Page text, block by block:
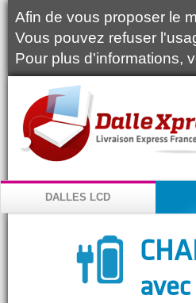
Afin de vous proposer le
Vous pouvez refuser
Pour plus d'informations,
DALLES LCD